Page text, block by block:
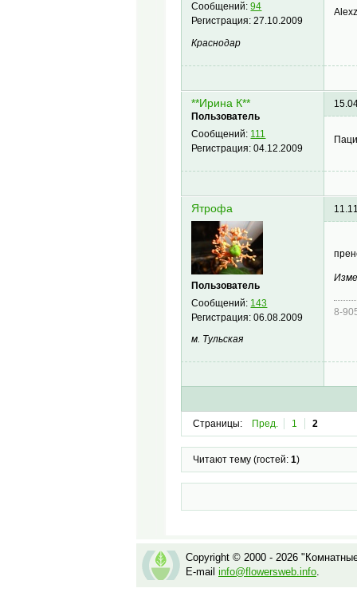
Сообщений:94
Регистрация:27.10.2009
Краснодар
**Ирина К**
Пользователь
Сообщений: 111
Регистрация:04.12.2009
Ятрофа
Пользователь
Сообщений: 143
Регистрация:06.08.2009
м. Тульская
8-
Страницы: Пред. 1 2
Читают тему (гостей: 1)
Copyright © 2000 - 2026
E-mail info@flowersweb.info.